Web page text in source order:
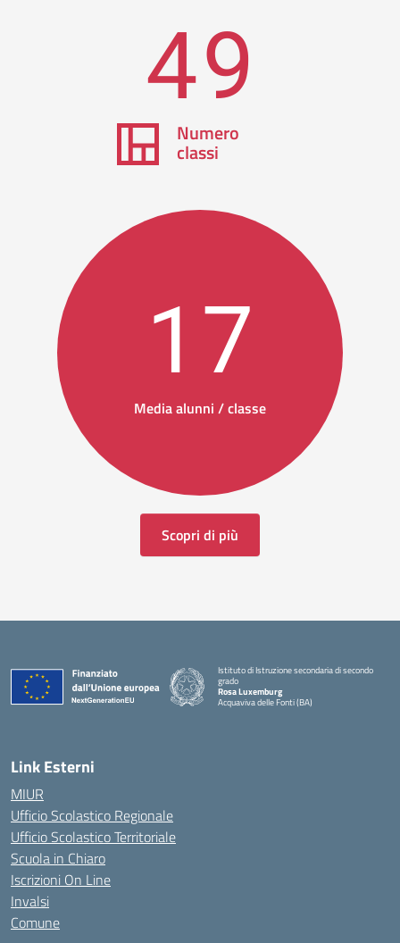
49
Numero
classi
17
Media alunni / classe
Scopri di più
Istituto di Istruzione secondaria di secondo
grado
Rosa Luxemburg
Acquaviva delle Fonti (BA)
Link Esterni
MIUR
Ufficio Scolastico Regionale
Ufficio Scolastico Territoriale
Scuola in Chiaro
Iscrizioni On Line
Invalsi
Comune